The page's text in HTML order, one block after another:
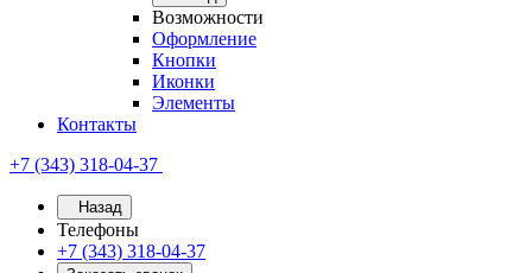
Возможности
Оформление
Кнопки
Иконки
Элементы
Контакты
+7 (343) 318-04-37
Назад
Телефоны
+7 (343) 318-04-37